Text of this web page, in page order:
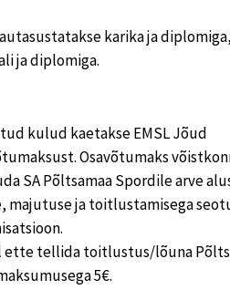
karika ja diplomiga,
ja diplomiga.
kulud kaetakse EMSL Jõud
Osavõtumaks
SA Põltsamaa Spordile arve
majutuse ja toitlustamisega
ette tellida toitlustus/lõuna
5€.